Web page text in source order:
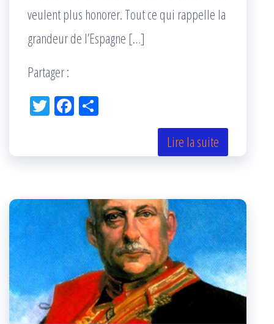
veulent plus honorer. Tout ce qui rappelle la
grandeur de l’Espagne […]
Partager :
Tw Fac
k r
Lire la suite